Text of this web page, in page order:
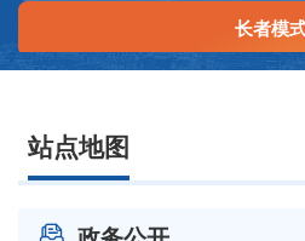
长者模
站点地图